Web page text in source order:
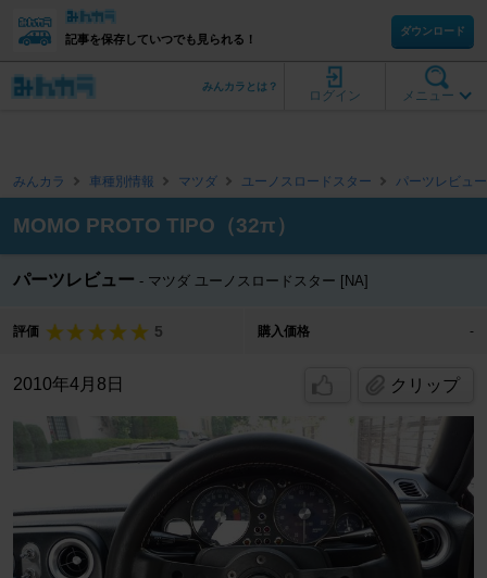
記事を保存していつでも見られる！
ダウンロード
メニュー
ログイン
みんカラとは？
みんカラ 車種別情報 マツダ ユーノスロードスター パーツレビュー
MOMO PROTO TIPO（32π）
パーツレビュー マツダ ユーノスロードスター [NA]
評価 5 購入価格 -
2010年4月8日 クリップ